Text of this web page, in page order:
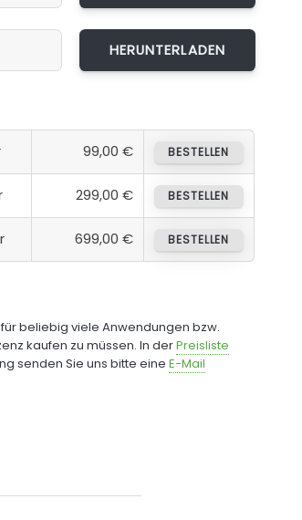
99,00 € BESTELLEN
299,00 € BESTELLEN
699,00 € BESTELLEN
beliebig viele Anwendungen bzw.
kaufen zu müssen. In derPreisliste
senden Sie uns bitte eine E-Mail